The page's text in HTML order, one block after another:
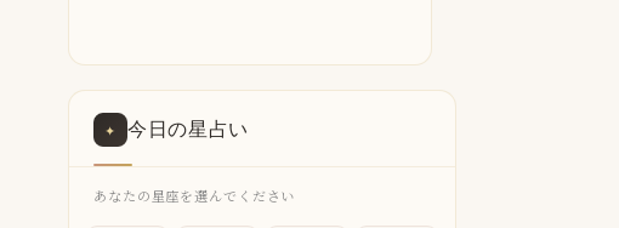
✦ 今日の星占い
あなたの星座を選んでください